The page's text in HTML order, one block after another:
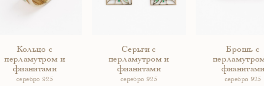
Кольцо с
перламутром и
фианитами
серебро 925
Серьги с
перламутром и
фианитами
серебро 925
Брошь с
фианитами
серебро 925